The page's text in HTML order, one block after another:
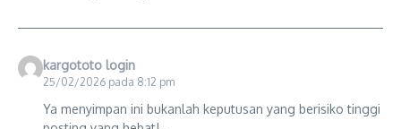
kargototo login
25/02/2026 pada 8:12 pm
Ya menyimpan ini bukanlah keputusan yang berisiko tinggi